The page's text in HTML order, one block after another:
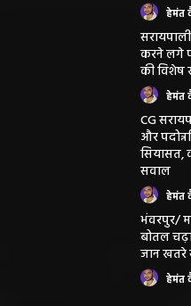
हेमंत
करने लगे
की विशेष
हेमंत
CG
और
सियासत,
सवाल
हेमंत
भंवरपुर/
बोतल
जान
हेमंत